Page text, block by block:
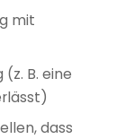
mit
B. eine
dass